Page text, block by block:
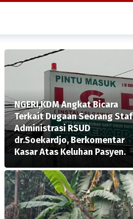
NGERI,KDM Angkat Bicara
Terkait Dugaan Seorang Staf
Administrasi RSUD
dr.Soekardjo, Berkomentar
Kasar Atas Keluhan Pasyen.